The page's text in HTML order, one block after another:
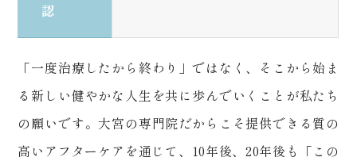
認
「一度治療したから終わり」ではなく、そこから始ま
る新しい健やかな人生を共に歩んでいくことが私たち
の願いです。大宮の専門院だからこそ提供できる質の
高いアフターケアを通じて、 10年後、20年後も「この